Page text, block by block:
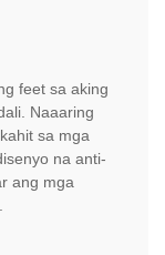
feet sa aking
Naaaring
sa mga
na anti-
ang mga